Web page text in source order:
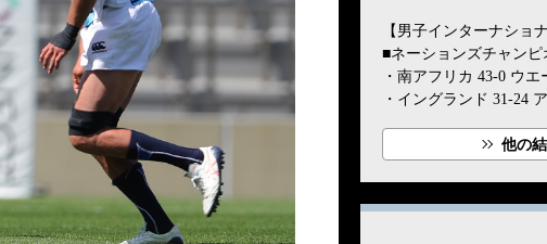
【男子インターナショ
■ネーションズチャンピ
・南アフリカ 43-0 ウエ
・イングランド 31-24
他の